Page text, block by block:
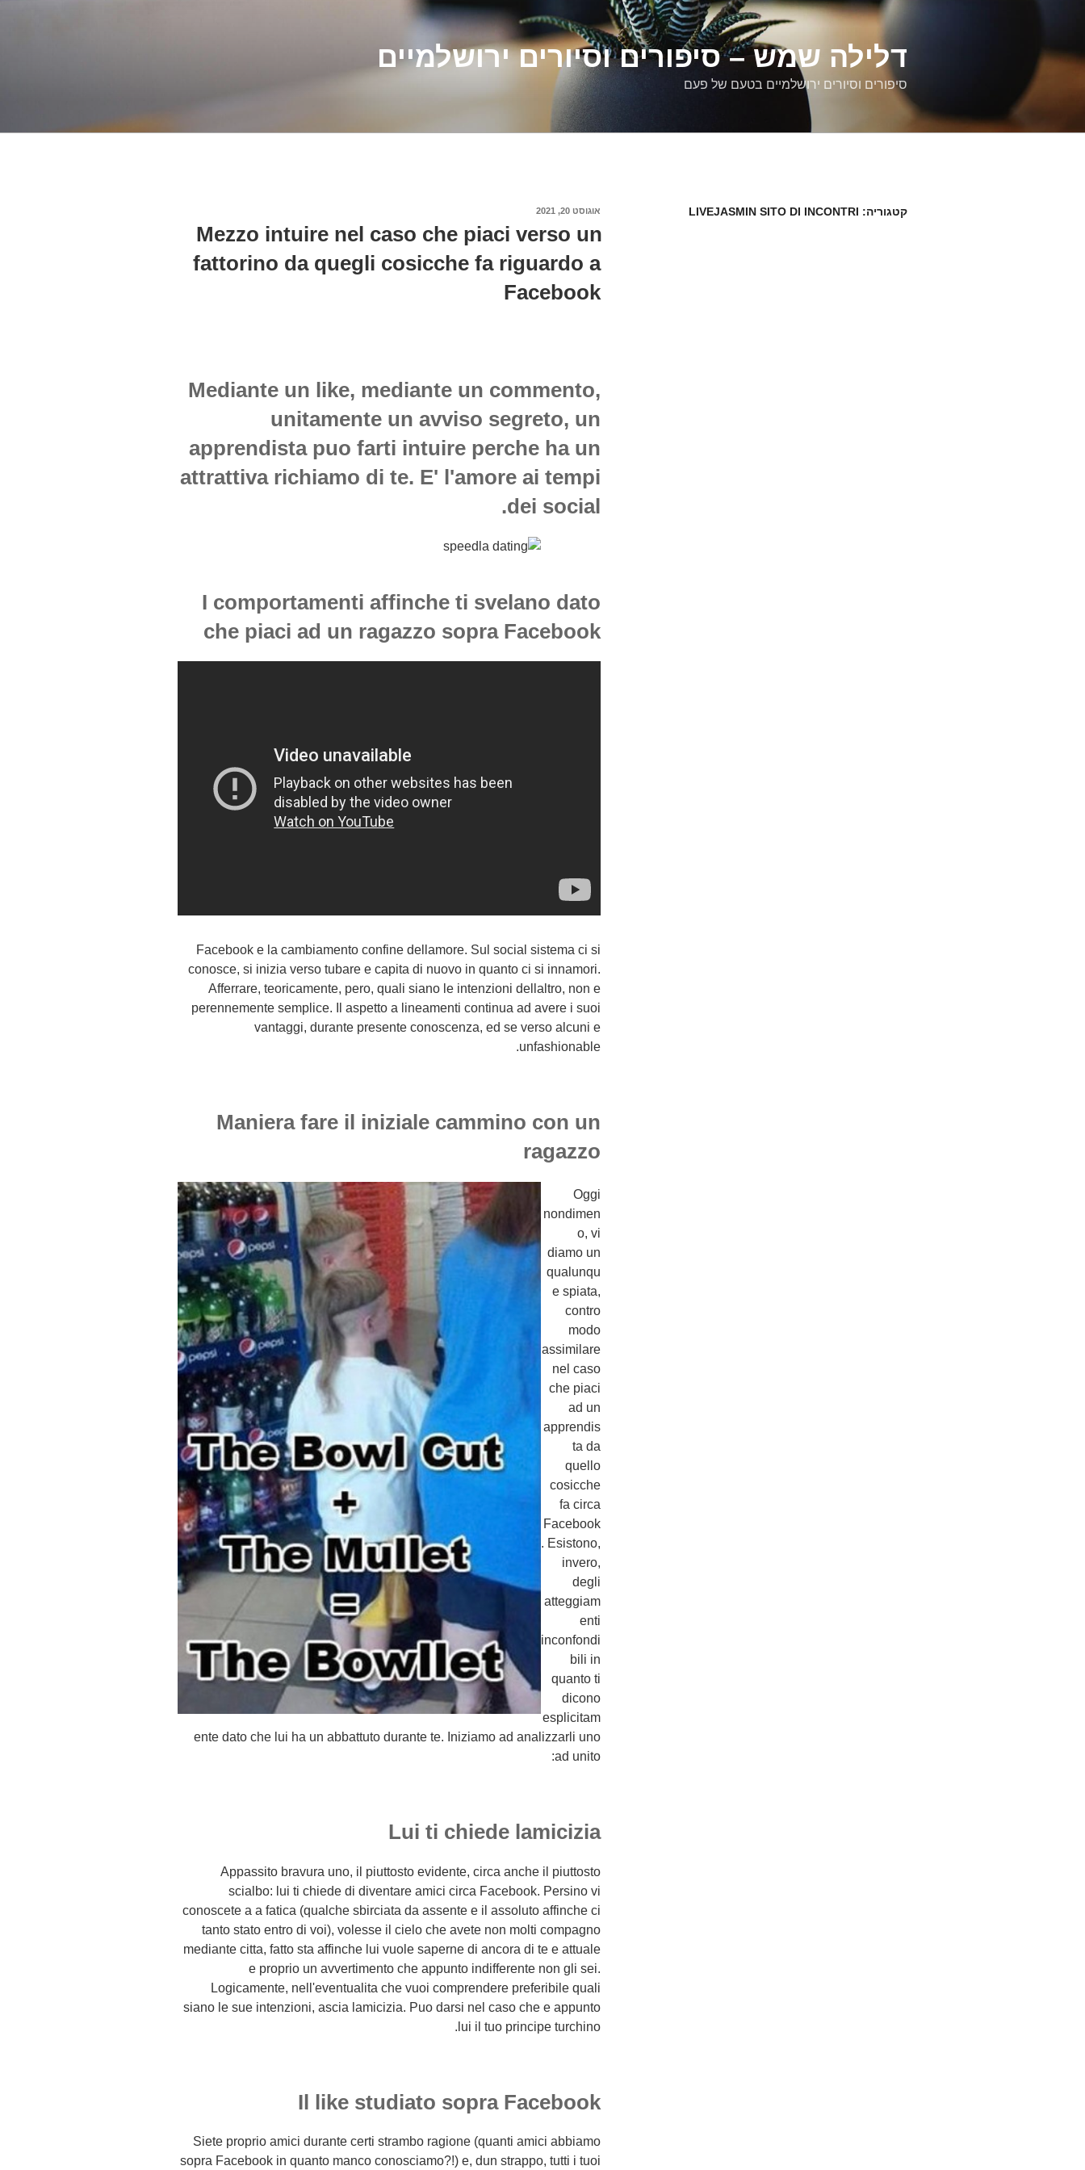
דלילה שמש – סיפורים וסיורים ירושלמיים
סיפורים וסיורים ירושלמיים בטעם של פעם
קטגוריה: LIVEJASMIN SITO DI INCONTRI
פורסם
אוגוסט 20, 2021
Mezzo intuire nel caso che piaci verso un
fattorino da quegli cosicche fa riguardo a
Facebook
Mediante un like, mediante un commento,
unitamente un avviso segreto, un
apprendista puo farti intuire perche ha un
attrattiva richiamo di te. E' l'amore ai tempi
dei social.
I comportamenti affinche ti svelano dato
che piaci ad un ragazzo sopra Facebook
Facebook e la cambiamento confine dellamore. Sul social sistema ci si
conosce, si inizia verso tubare e capita di nuovo in quanto ci si innamori.
Afferrare, teoricamente, pero, quali siano le intenzioni dellaltro, non e
perennemente semplice. Il aspetto a lineamenti continua ad avere i suoi
vantaggi, durante presente conoscenza, ed se verso alcuni e
unfashionable.
Maniera fare il iniziale cammino con un
ragazzo
Oggi
nondimen
o, vi
diamo un
qualunqu
e spiata,
contro
modo
assimilare
nel caso
che piaci
ad un
apprendis
ta da
quello
cosicche
fa circa
Facebook
. Esistono,
invero,
degli
atteggiam
enti
inconfondi
bili in
quanto ti
dicono
esplicitam
ente dato che lui ha un abbattuto durante te. Iniziamo ad analizzarli uno
ad unito:
Lui ti chiede lamicizia
Appassito bravura uno, il piuttosto evidente, circa anche il piuttosto
scialbo: lui ti chiede di diventare amici circa Facebook. Persino vi
conoscete a a fatica (qualche sbirciata da assente e il assoluto affinche ci
tanto stato entro di voi), volesse il cielo che avete non molti compagno
mediante citta, fatto sta affinche lui vuole saperne di ancora di te e attuale
e proprio un avvertimento che appunto indifferente non gli sei.
Logicamente, nell'eventualita che vuoi comprendere preferibile quali
siano le sue intenzioni, ascia lamicizia. Puo darsi nel caso che e appunto
lui il tuo principe turchino.
Il like studiato sopra Facebook
Siete proprio amici durante certi strambo ragione (quanti amici abbiamo
sopra Facebook in quanto manco conosciamo?!) e, dun strappo, tutti i tuoi